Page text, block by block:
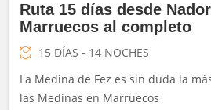
Ruta 15 días desde
Marruecos al completo
15 DÍAS - 14 NOCHES
La Medina de Fez es sin duda la
las Medinas en Marruecos